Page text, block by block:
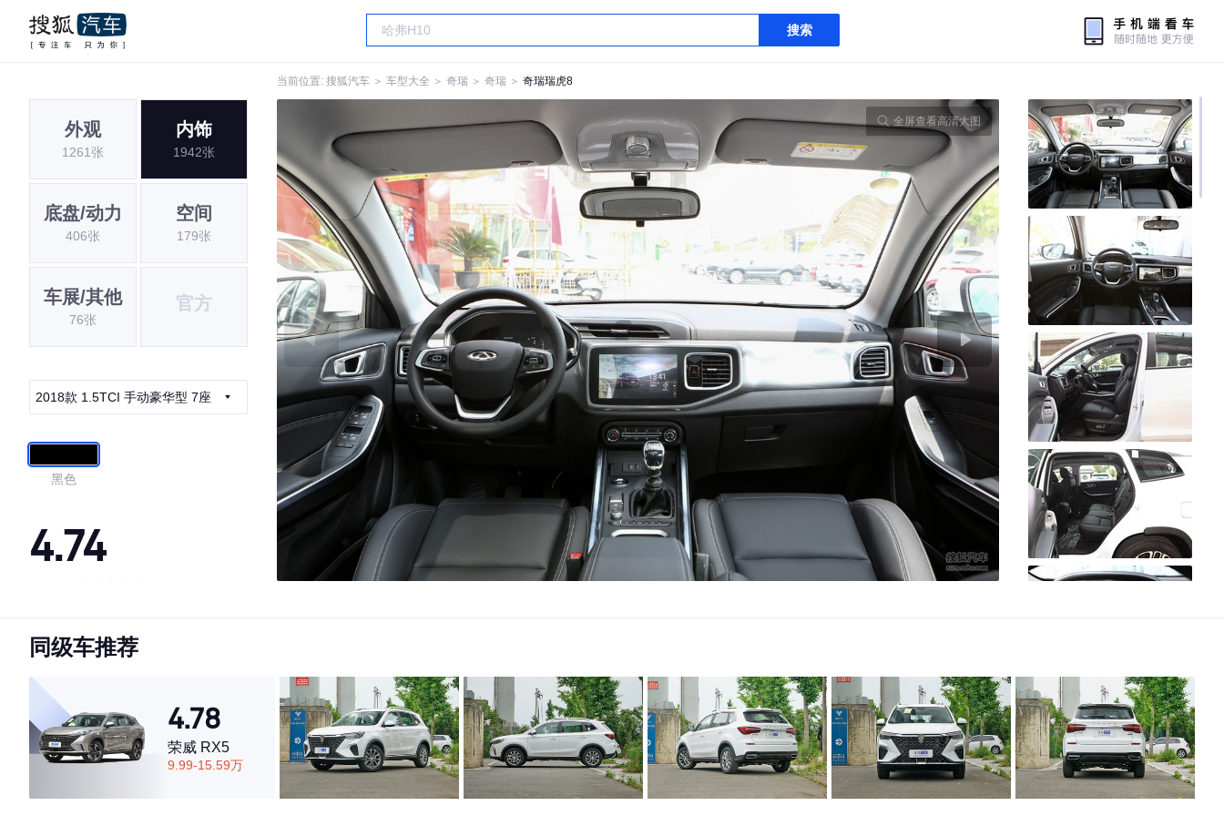
搜索
当前位置: 搜狐汽车 ＞ 车型大全 ＞ 奇瑞 ＞ 奇瑞 ＞ 奇瑞瑞虎8
外观
1261张
内饰
1942张
底盘/动力
406张
空间
179张
车展/其他
76张
官方
2018款 1.5TCI 手动豪华型 7座
黑色
4.74
·内饰表现较为优秀，优于77%同级车
·空间表现较为优秀，优于75%同级车
全屏查看高清大图
同级车推荐
4.78
荣威 RX5
9.99-15.59万